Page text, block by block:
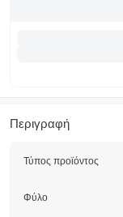
Περιγραφή
Τύπος προϊόντος
Φύλο